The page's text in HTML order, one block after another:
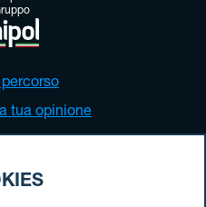
tua opinione
tratte attive